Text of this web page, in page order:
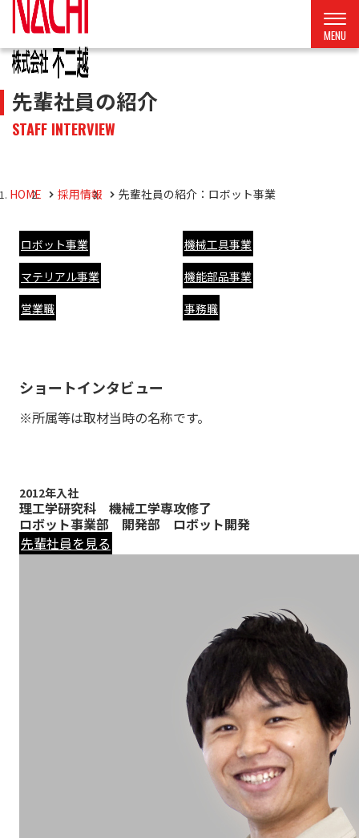
先輩社員の紹介
STAFF INTERVIEW
HOME 採用情報 先輩社員の紹介：ロボット事業
ロボット事業
機械工具事業
マテリアル事業
機能部品事業
営業職
事務職
ショートインタビュー
※所属等は取材当時の名称です。
2012年入社
理工学研究科 機械工学専攻修了
ロボット事業部 開発部 ロボット開発
先輩社員を見る